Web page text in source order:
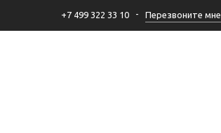
+7 499 322 33 10 - Перезвоните мне